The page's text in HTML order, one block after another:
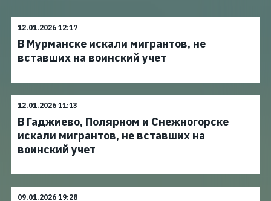
12.01.2026 12:17
В Мурманске искали мигрантов, не
вставших на воинский учет
12.01.2026 11:13
В Гаджиево, Полярном и Снежногорске
искали мигрантов, не вставших на
воинский учет
09.01.2026 19:28